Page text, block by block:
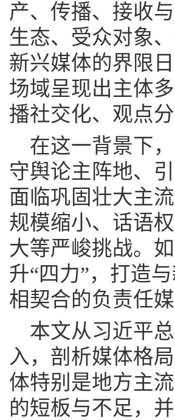
产、传播、接收
生态、受众对象
新兴媒体的界限
场域呈现出主体
播社交化、观点
在这一背景下
守舆论主阵地、
面临巩固壮大主
规模缩小、话语
大等严峻挑战。
升“四力”，打造
相契合的负责任
本文从习近平
入，剖析媒体格
体特别是地方主
的短板与不足，